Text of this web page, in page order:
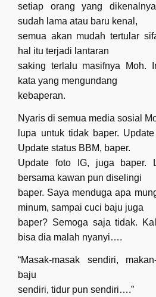
setiap orang yang
sudah lama atau baru kenal,
semua akan mudah tertular
hal itu terjadi lantaran
saking terlalu masifnya Moh.
kata yang mengundang
kebaperan.
Nyaris di semua media sosial
lupa untuk tidak baper.
Update status BBM, baper.
Update foto IG, juga baper.
bersama kawan pun diselingi
baper. Saya menduga apa
minum, sampai cuci baju juga
baper? Semoga saja tidak.
bisa dia malah nyanyi….
“Masak-masak sendiri,
baju
sendiri, tidur pun sendiri….”